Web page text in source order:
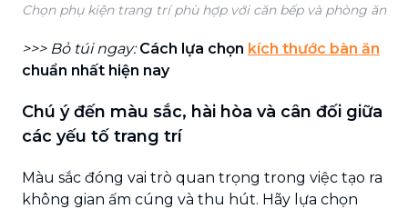
Chọn phụ kiện trang trí phù hợp với căn bếp và phòng ăn
>>> Bỏ túi ngay:Cách lựa chọn kích thước bàn ăn
chuẩn nhất hiện nay
Chú ý đến màu sắc, hài hòa và cân đối giữa
các yếu tố trang trí
Màu sắc đóng vai trò quan trọng trong việc tạo ra
không gian ấm cúng và thu hút. Hãy lựa chọn